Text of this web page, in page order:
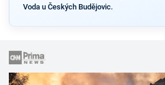
Voda u Českých Budějovic.